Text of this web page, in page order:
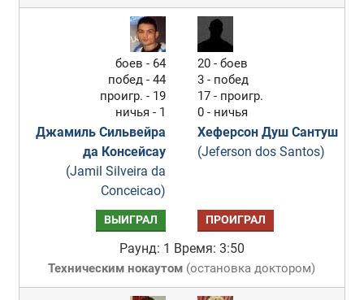
боев - 64
побед - 44
проигр. - 19
ничья - 1
Джамиль Сильвейра
да Консейсау
(Jamil Silveira da
Conceicao)
20 - боев
3 - побед
17 - проигр.
0 - ничья
Хеферсон Душ Сантуш
(Jeferson dos Santos)
ВЫИГРАЛ ПРОИГРАЛ
Раунд: 1 Время: 3:50
Техническим нокаутом (остановка доктором)